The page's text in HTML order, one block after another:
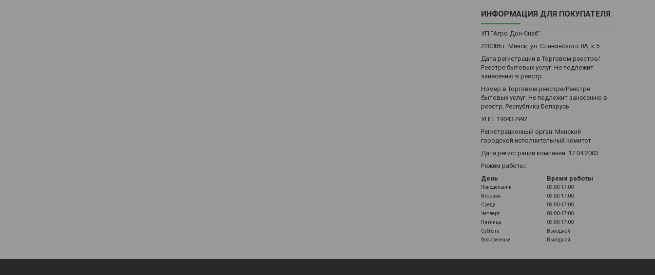
ИНФОРМАЦИЯ ДЛЯ ПОКУПАТЕЛЯ
УП "Агро-Дон-Снаб"
220086 г. Минск, ул. Славинского 8А, к.5
Дата регистрации в Торговом реестре/
Реестре бытовых услуг: Не подлежит
занесению в реестр
Номер в Торговом реестре/Реестре
бытовых услуг: Не подлежит занесению в
реестр, Республика Беларусь
УНП: 190437992
Регистрационный орган: Минский
городской исполнительный комитет
Дата регистрации компании: 17.04.2003
Режим работы:
День
Время работы
Понедельник
09:00-17:00
Вторник
09:00-17:00
Среда
09:00-17:00
Четверг
09:00-17:00
Пятница
09:00-17:00
Суббота
Выходной
Воскресенье
Выходной